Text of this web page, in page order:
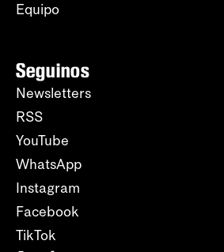
Equipo
Seguinos
Newsletters
RSS
YouTube
WhatsApp
Instagram
Facebook
TikTok